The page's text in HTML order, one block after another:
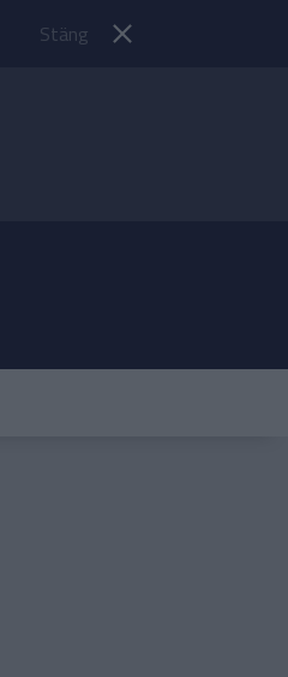
Stäng